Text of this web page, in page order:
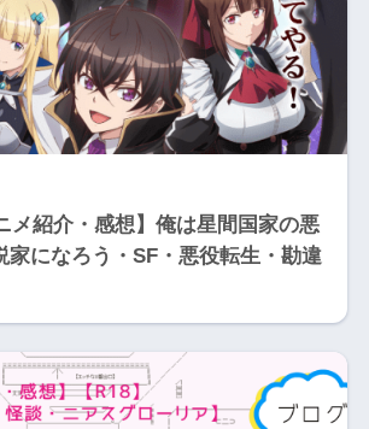
メ紹介・感想】俺は星間国家の悪
家になろう・SF・悪役転生・勘違